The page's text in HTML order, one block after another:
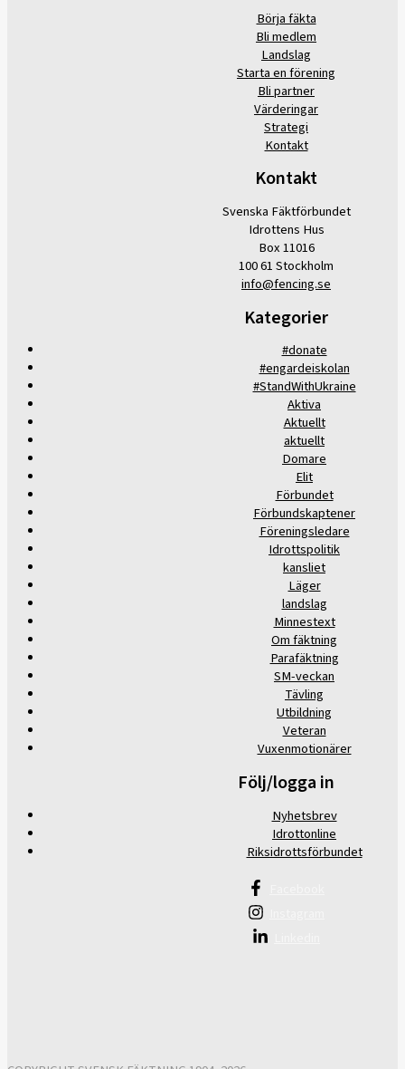
Börja fäkta
Bli medlem
Landslag
Starta en förening
Bli partner
Värderingar
Strategi
Kontakt
Kontakt
Svenska Fäktförbundet
Idrottens Hus
Box 11016
100 61 Stockholm
info@fencing.se
Kategorier
#donate
#engardeiskolan
#StandWithUkraine
Aktiva
Aktuellt
aktuellt
Domare
Elit
Förbundet
Förbundskaptener
Föreningsledare
Idrottspolitik
kansliet
Läger
landslag
Minnestext
Om fäktning
Parafäktning
SM-veckan
Tävling
Utbildning
Veteran
Vuxenmotionärer
Följ/logga in
Nyhetsbrev
Idrottonline
Riksidrottsförbundet